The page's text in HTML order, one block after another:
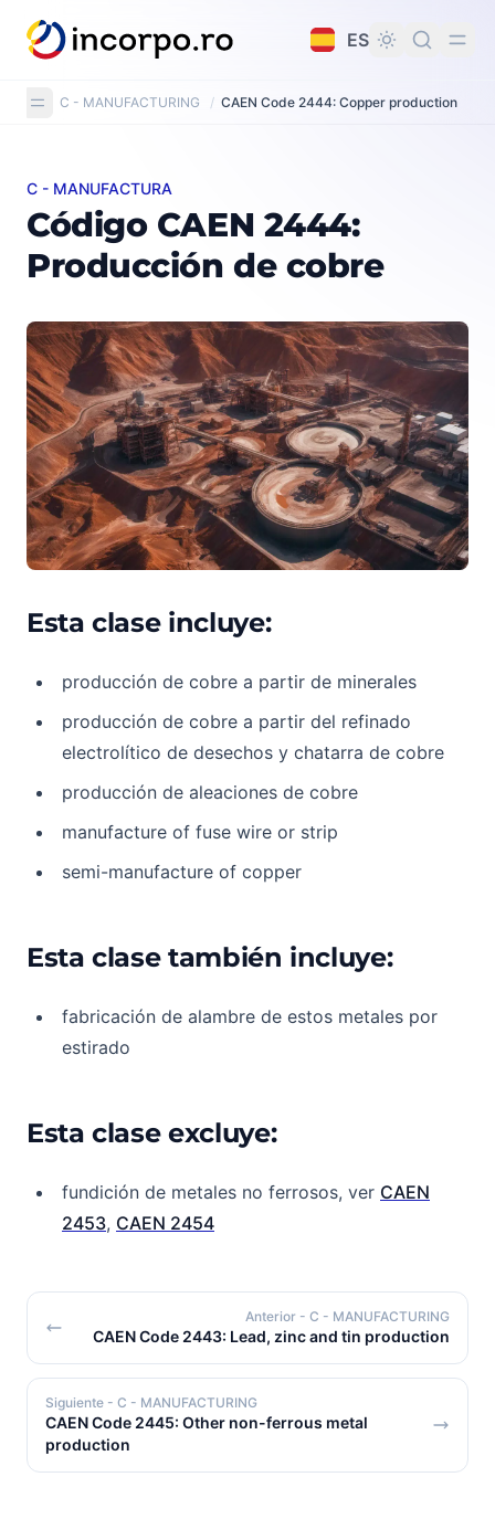
principal
ES
C - MANUFACTURING / CAEN Code 2444: Copper production
Código CAEN 2444: Producción de cobre
C - MANUFACTURA
Código CAEN 2444:
Producción de cobre
Esta clase incluye:
producción de cobre a partir de minerales
producción de cobre a partir del refinado
electrolítico de desechos y chatarra de cobre
producción de aleaciones de cobre
manufacture of fuse wire or strip
semi-manufacture of copper
Esta clase también incluye:
fabricación de alambre de estos metales por
estirado
Esta clase excluye:
fundición de metales no ferrosos, ver CAEN
2453, CAEN 2454
Anterior - C - MANUFACTURING
CAEN Code 2443: Lead, zinc and tin production
Siguiente - C - MANUFACTURING
CAEN Code 2445: Other non-ferrous metal
production